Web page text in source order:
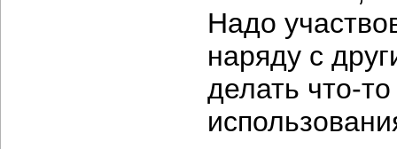
Надо
наряду с
делать что-